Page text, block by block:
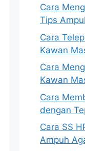
Cara
Tips
Cara
Kawan
Cara
Kawan
Cara
dengan
Cara SS
Ampuh